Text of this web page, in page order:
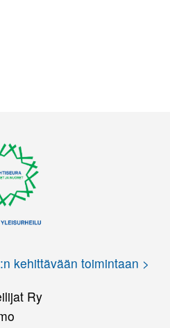
kehittävään toimintaan >
Ry